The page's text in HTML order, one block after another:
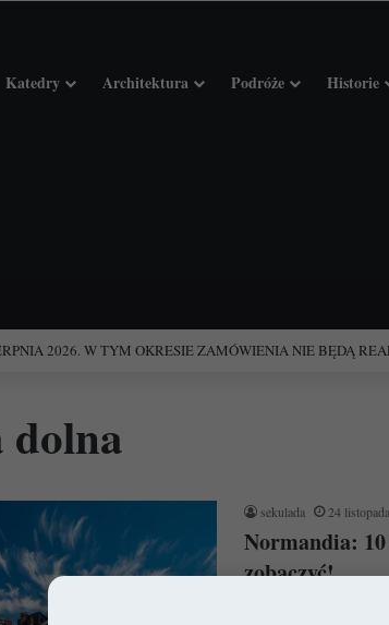
Katedry Architektura Podróże Historie
po 101 średniowiecznych kościołach Francji.
sekulada 24
Normandia:
zobaczyć!
W związku z tym, że